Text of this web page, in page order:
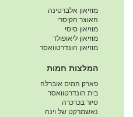
מוזיאון אלברטינה
האוצר הקיסרי
מוזיאון סיסי
מוזיאון ליאופולד
מוזיאון הונדרטוואסר
המלצות חמות
פארק המים אוברלה
בית הונדרטוואסר
סיור בכרכרה
נאשמרקט של וינה